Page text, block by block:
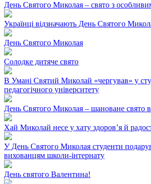
День Святого Миколая – свято з
Українці відзначають День Святого
День Святого Миколая
Солодке дитяче свято
В Умані Святий Миколай «чергував» у
педагогічного університету
День Святого Миколая – шановане свято в
Хай Миколай несе у хату здоров’я й
У День Святого Миколая студенти
вихованцям школи-інтернату
День святого Валентина!